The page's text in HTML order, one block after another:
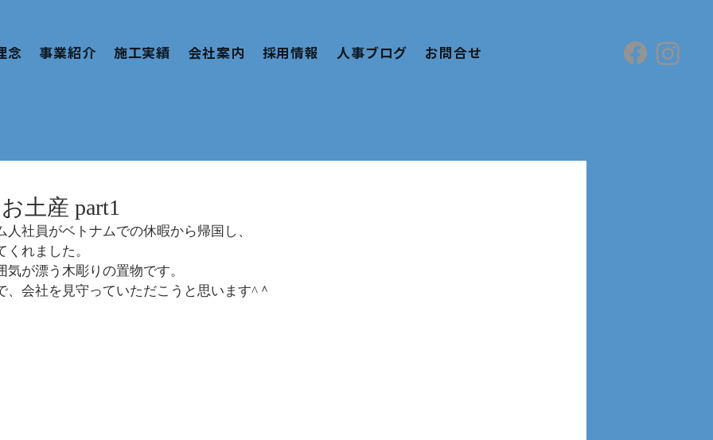
念 事業紹介 施工実績 会社案内 採用情報 人事ブログ お問合せ
土産 part1
人社員がベトナムでの休暇から帰国し、
れました。
が漂う木彫りの置物です。
、会社を見守っていただこうと思います^＾